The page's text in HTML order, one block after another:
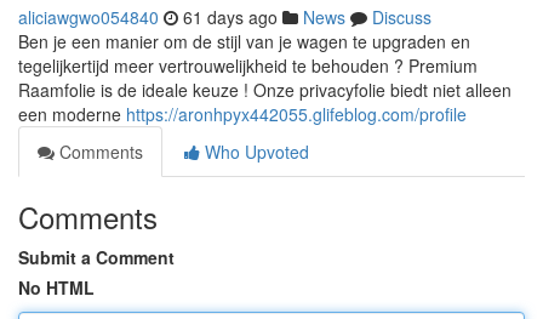
aliciawgwo054840 61 days ago News
Discuss
Ben je een manier om de stijl van je wagen te upgraden en
tegelijkertijd meer vertrouwelijkheid te behouden ? Premium
Raamfolie is de ideale keuze ! Onze privacyfolie biedt niet alleen
een moderne https://aronhpyx442055.glifeblog.com/profile
Comments
Who Upvoted
Comments
Submit a Comment
No HTML